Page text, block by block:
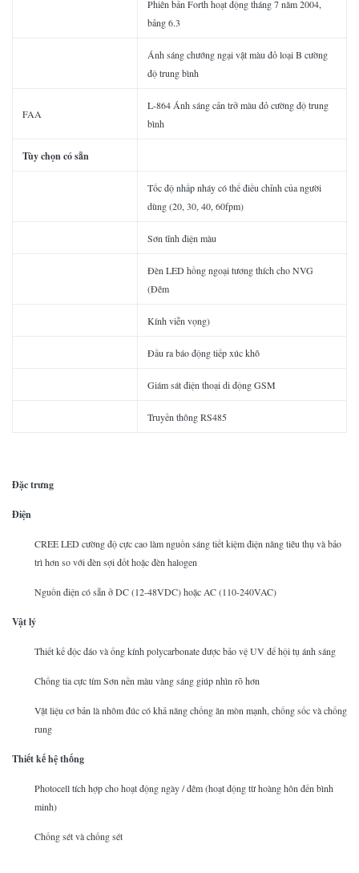
Phiên bản Forth hoạt động tháng 7 năm 2004,
bảng 6.3
Ánh sáng chướng ngại vật màu đỏ loại B cường
độ trung bình
FAA
L-864 Ánh sáng cản trở màu đỏ cường độ trung
bình
Tùy chọn có sẵn
Tốc độ nhấp nháy có thể điều chỉnh của người
dùng (20, 30, 40, 60fpm)
Sơn tĩnh điện màu
Đèn LED hồng ngoại tương thích cho NVG
(Đêm
Kính viễn vọng)
Đầu ra báo động tiếp xúc khô
Giám sát điện thoại di động GSM
Truyền thông RS485
Đặc trưng
Điện
CREE LED cường độ cực cao làm nguồn sáng tiết kiệm điện năng tiêu thụ và bảo
trì hơn so với đèn sợi đốt hoặc đèn halogen
Nguồn điện có sẵn ở DC (12-48VDC) hoặc AC (110-240VAC)
Vật lý
Thiết kế độc đáo và ống kính polycarbonate được bảo vệ UV để hội tụ ánh sáng
Chống tia cực tím Sơn nền màu vàng sáng giúp nhìn rõ hơn
Vật liệu cơ bản là nhôm đúc có khả năng chống ăn mòn mạnh, chống sốc và chống
rung
Thiết kế hệ thống
Photocell tích hợp cho hoạt động ngày / đêm (hoạt động từ hoàng hôn đến bình
minh)
Chống sét và chống sét